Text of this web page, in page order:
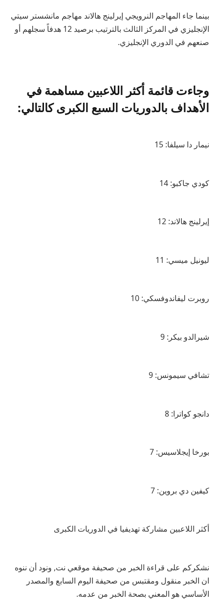
بينما جاء المهاجم النرويجي إيرلينج هالاند مهاجم مانشستر سيتي
الإنجليزي في المركز الثالث بالترتيب برصيد 12 هدفاً سجلهم أو
صنعهم في الدوري الإنجليزي.
وجاءت قائمة أكثر اللاعبين مساهمة في
الأهداف بالدوريات السبع الكبرى كالتالي:
نيمار دا سيلفا: 15
كودي جاكبو: 14
إيرلينج هالاند: 12
ليونيل ميسي: 11
روبرت ليفاندوفسكي: 10
شيرالدو بيكر: 9
تشافي سيمونس: 9
دانجو كواترا: 8
بورخا إيجلاسيس: 7
كيفين دي بروين: 7
أكثر اللاعبين مشاركة تهديفيا في الدوريات الكبرى
نشكركم على قراءة الخبر من صحيفة موقعي نت, ونود أن ننوه
ان الخبر منقول ومقتبس من صحيفة اليوم السابع والمصدر
الأساسي هو المعني بصحة الخبر من عدمه.